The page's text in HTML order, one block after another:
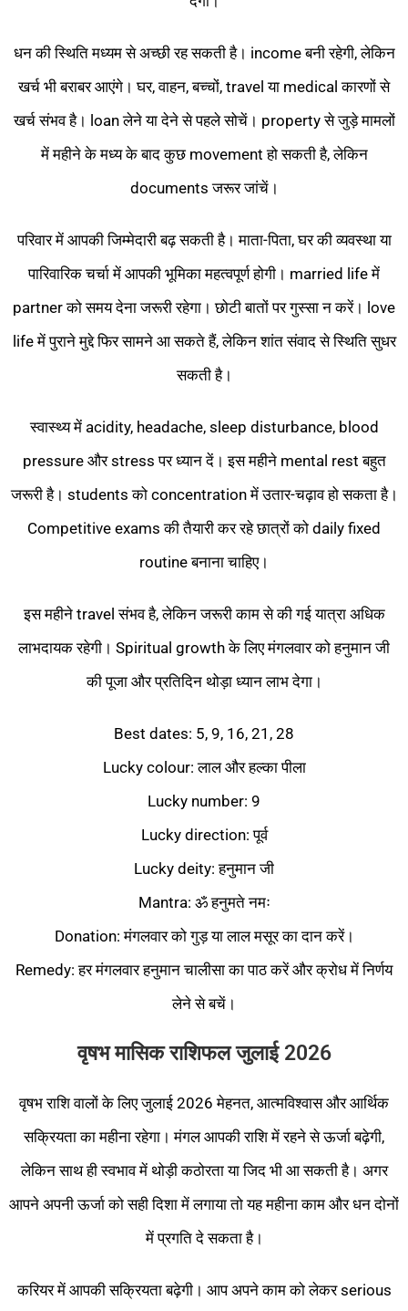
धन की स्थिति मध्यम से अच्छी रह सकती है। income बनी रहेगी, लेकिन
खर्च भी बराबर आएंगे। घर, वाहन, बच्चों, travel या medical कारणों से
खर्च संभव है। loan लेने या देने से पहले सोचें। property से जुड़े मामलों
में महीने के मध्य के बाद कुछ movement हो सकती है, लेकिन
documents जरूर जांचें।
परिवार में आपकी जिम्मेदारी बढ़ सकती है। माता-पिता, घर की व्यवस्था या
पारिवारिक चर्चा में आपकी भूमिका महत्वपूर्ण होगी। married life में
partner को समय देना जरूरी रहेगा। छोटी बातों पर गुस्सा न करें। love
life में पुराने मुद्दे फिर सामने आ सकते हैं, लेकिन शांत संवाद से स्थिति सुधर
सकती है।
स्वास्थ्य में acidity, headache, sleep disturbance, blood
pressure और stress पर ध्यान दें। इस महीने mental rest बहुत
जरूरी है। students को concentration में उतार-चढ़ाव हो सकता है।
Competitive exams की तैयारी कर रहे छात्रों को daily fixed
routine बनाना चाहिए।
इस महीने travel संभव है, लेकिन जरूरी काम से की गई यात्रा अधिक
लाभदायक रहेगी। Spiritual growth के लिए मंगलवार को हनुमान जी
की पूजा और प्रतिदिन थोड़ा ध्यान लाभ देगा।
Best dates: 5, 9, 16, 21, 28
Lucky colour: लाल और हल्का पीला
Lucky number: 9
Lucky direction: पूर्व
Lucky deity: हनुमान जी
Mantra: ॐ हनुमते नमः
Donation: मंगलवार को गुड़ या लाल मसूर का दान करें।
Remedy: हर मंगलवार हनुमान चालीसा का पाठ करें और क्रोध में निर्णय
लेने से बचें।
वृषभ मासिक राशिफल जुलाई 2026
वृषभ राशि वालों के लिए जुलाई 2026 मेहनत, आत्मविश्वास और आर्थिक
सक्रियता का महीना रहेगा। मंगल आपकी राशि में रहने से ऊर्जा बढ़ेगी,
लेकिन साथ ही स्वभाव में थोड़ी कठोरता या जिद भी आ सकती है। अगर
आपने अपनी ऊर्जा को सही दिशा में लगाया तो यह महीना काम और धन दोनों
में प्रगति दे सकता है।
करियर में आपकी सक्रियता बढ़ेगी। आप अपने काम को लेकर serious